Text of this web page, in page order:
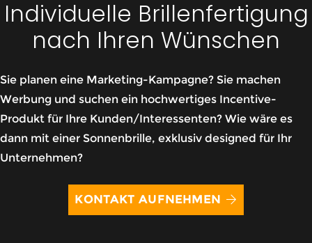
Individuelle Brillenfertigung
nach Ihren Wünschen
Sie planen eine Marketing-Kampagne? Sie machen
Werbung und suchen ein hochwertiges Incentive-
Produkt für Ihre Kunden/Interessenten? Wie wäre es
dann mit einer Sonnenbrille, exklusiv designed für Ihr
Unternehmen?
KONTAKT AUFNEHMEN